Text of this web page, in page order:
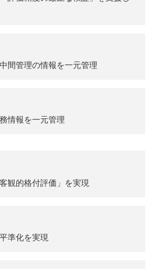
間管理の情報を一元管理
情報を一元管理
観的格付評価」を実現
準化を実現